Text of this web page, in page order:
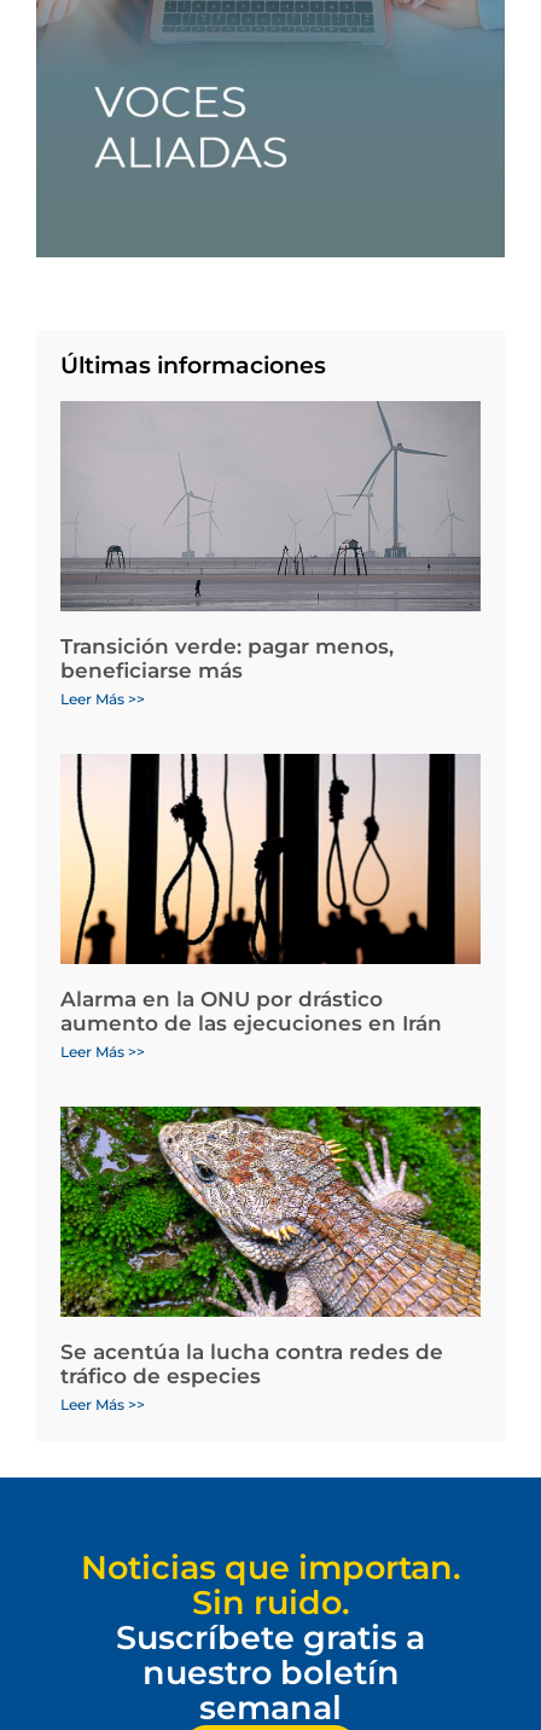
Últimas informaciones
Transición verde: pagar menos,
beneficiarse más
Leer Más >>
Alarma en la ONU por drástico
aumento de las ejecuciones en Irán
Leer Más >>
Se acentúa la lucha contra redes de
tráfico de especies
Leer Más >>
Noticias que importan.
Sin ruido.
Suscríbete gratis a
nuestro boletín
semanal